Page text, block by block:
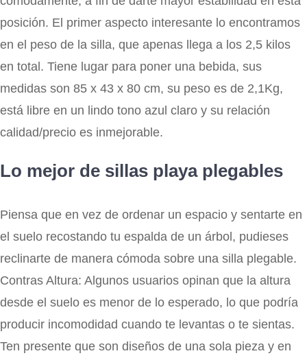
posición. El primer aspecto interesante lo encontramos
en el peso de la silla, que apenas llega a los 2,5 kilos
en total. Tiene lugar para poner una bebida, sus
medidas son 85 x 43 x 80 cm, su peso es de 2,1Kg,
está libre en un lindo tono azul claro y su relación
calidad/precio es inmejorable.
Lo mejor de sillas playa plegables
Piensa que en vez de ordenar un espacio y sentarte en
el suelo recostando tu espalda de un árbol, pudieses
reclinarte de manera cómoda sobre una silla plegable.
Contras Altura: Algunos usuarios opinan que la altura
desde el suelo es menor de lo esperado, lo que podría
producir incomodidad cuando te levantas o te sientas.
Ten presente que son diseños de una sola pieza y en